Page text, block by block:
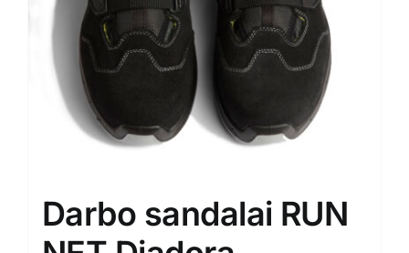
on
the
product
Darbo sandalai RUN